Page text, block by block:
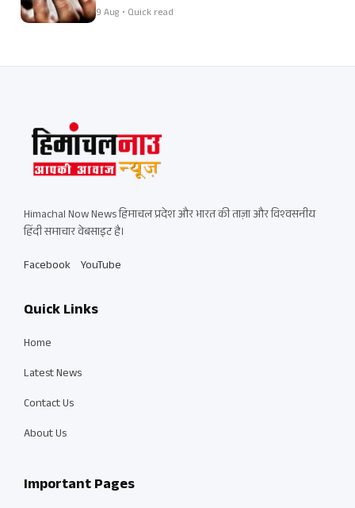
9 Aug • Quick read
Himachal Now News हिमाचल प्रदेश और भारत की ताज़ा और विश्वसनीय
हिंदी समाचार वेबसाइट है।
Facebook YouTube
Quick Links
Home
Latest News
Contact Us
About Us
Important Pages